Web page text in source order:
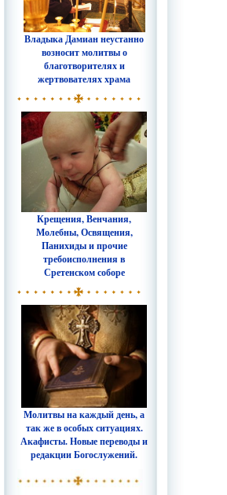
Владыка Дамиан неустанно
возносит молитвы о
благотворителях и
жертвователях храма
Крещения, Венчания,
Молебны, Освящения,
Панихиды и прочие
требоисполнения в
Сретенском соборе
Молитвы на каждый день, а
так же в особых ситуациях.
Акафисты. Новые переводы и
редакции Богослужений.